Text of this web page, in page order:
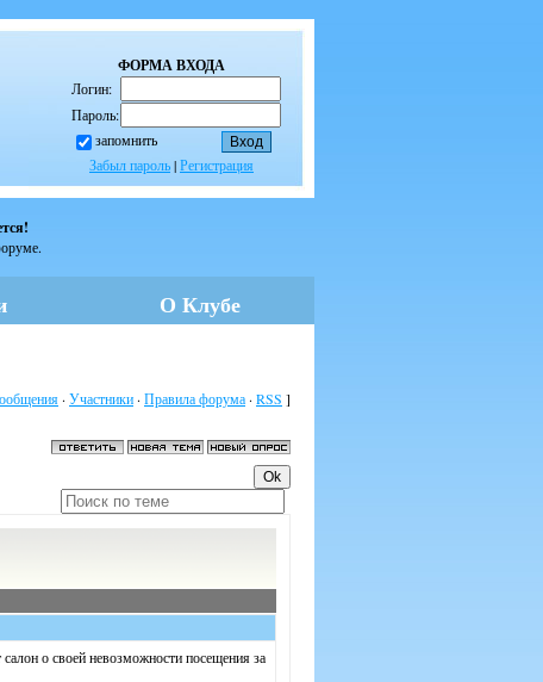
ФОРМА ВХОДА
Логин:
Пароль:
запомнить
Забыл пароль|Регистрация
О Клубе
· Участники · Правила форума · RSS ]
о своей невозможности посещения за